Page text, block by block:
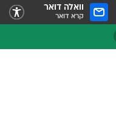
וואלה דואר
קרא דואר